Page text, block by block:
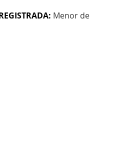
Menor de